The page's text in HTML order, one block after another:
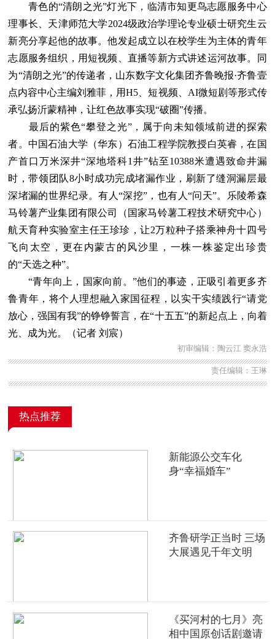
青色的“清朗之光”灯光下，临清市知更鸟志愿服务中心
理事长、天津师范大学2024级政治学理论专业硕士研究生云
新亮分享起他的故事。他发起成立以在校学生为主体的青年
志愿服务组织，用短视频、直播等新方式讲述运河故事。同
为“清朗之光”的传递者，山东数字文化集团齐鲁晚报·齐鲁壹
点内容中心主编刘雅菲，用H5、短视频、AI微短剧等形式传
承弘扬沂蒙精神，让红色故事实现“破圈”传播。
最后的紫色“攀登之光”，属于向未知领域前进的探索
者。中国石油大学（华东）石油工程学院教授白英睿，在国
产首口万米深井“深地塔科1井”钻至10388米遭遇致命井漏
时，带领团队8小时成功完成堵漏作业，刷新了缝洞漏层最
深堵漏的世界纪录。有人“深挖”，也有人“问天”。乐陵希森
马铃薯产业集团有限公司（国家马铃薯工程技术研究中心）
航天育种实验室主任王珍珍，让2万粒种子搭乘神舟十四号
飞向太空，更在内蒙古的风沙里，一株一株鉴定出珍贵
的“天选之种”。
“青年向上，国家向前。”他们的事迹，正吸引着更多齐
鲁青年，将个人理想融入家国征程，以实干实绩践行“请党
放心，强国有我”的铮铮誓言，在“十五五”的新起点上，向着
光、成为光。（记者 刘宸）
初审编辑：陶云江 窦永浩
责任编辑：王琳
热点推荐
新能源公交车化
身“幸福婚车”
齐鲁研学正当时 三场
大展遇见千年文明
《买河村的七月》亮
相中国原创话剧邀请